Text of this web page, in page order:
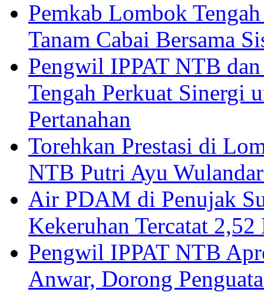
Pemkab Lombok
Tanam Cabai Bersama
Pengwil IPPAT NTB
Tengah Perkuat Sinergi
Pertanahan
Torehkan Prestasi di
NTB Putri Ayu
Air PDAM di Penujak
Kekeruhan Tercatat
Pengwil IPPAT NTB
Anwar, Dorong